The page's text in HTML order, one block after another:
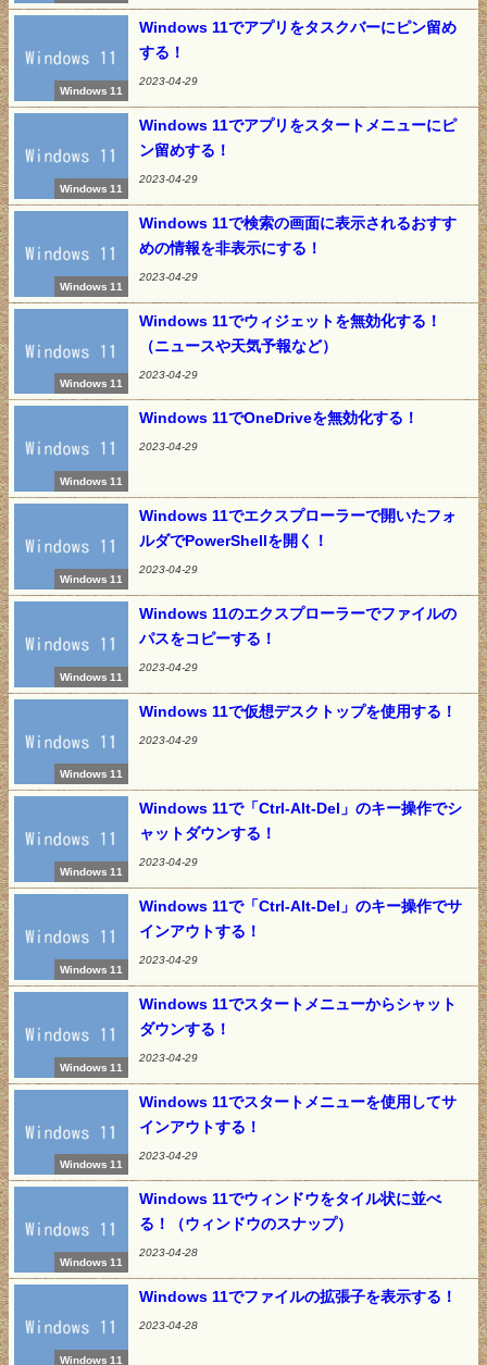
Windows 11
Windows 11でアプリをタスクバーにピン留め
する！
2023-04-29
Windows 11
Windows 11でアプリをスタートメニューにピ
ン留めする！
2023-04-29
Windows 11
Windows 11で検索の画面に表示されるおすす
めの情報を非表示にする！
2023-04-29
Windows 11
Windows 11でウィジェットを無効化する！
（ニュースや天気予報など）
2023-04-29
Windows 11
Windows 11でOneDriveを無効化する！
2023-04-29
Windows 11
Windows 11でエクスプローラーで開いたフォ
ルダでPowerShellを開く！
2023-04-29
Windows 11
Windows 11のエクスプローラーでファイルの
パスをコピーする！
2023-04-29
Windows 11
Windows 11で仮想デスクトップを使用する！
2023-04-29
Windows 11
Windows 11で「Ctrl-Alt-Del」のキー操作でシ
ャットダウンする！
2023-04-29
Windows 11
Windows 11で「Ctrl-Alt-Del」のキー操作でサ
インアウトする！
2023-04-29
Windows 11
Windows 11でスタートメニューからシャット
ダウンする！
2023-04-29
Windows 11
Windows 11でスタートメニューを使用してサ
インアウトする！
2023-04-29
Windows 11
Windows 11でウィンドウをタイル状に並べ
る！（ウィンドウのスナップ）
2023-04-28
Windows 11
Windows 11でファイルの拡張子を表示する！
2023-04-28